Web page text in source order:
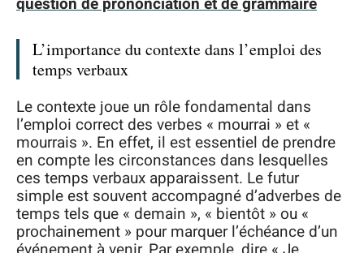
L’importance du contexte dans l’emploi des
temps verbaux
Le contexte joue un rôle fondamental dans
l’emploi correct des verbes « mourrai » et «
mourrais ». En effet, il est essentiel de prendre
en compte les circonstances dans lesquelles
ces temps verbaux apparaissent. Le futur
simple est souvent accompagné d’adverbes de
temps tels que « demain », « bientôt » ou «
prochainement » pour marquer l’échéance d’un